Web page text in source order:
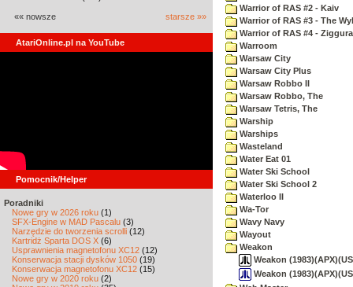
«« nowsze starsze »»
AtariOnline.pl na YouTube
Pomocnik/Helper
Poradniki
Nowe gry w 2026 roku (1)
SFX-Engine w MAD Pascalu (3)
Narzędzie do tworzenia scrolli (12)
Kartridż Sparta DOS X (6)
Usprawnienia magnetofonu XC12 (12)
Konserwacja stacji dysków 1050 (19)
Konserwacja magnetofonu XC12 (15)
Nowe gry w 2020 roku (2)
Warrior of RAS #2 - Kaiv
Warrior of RAS #3 - The
Warrior of RAS #4 -
Warroom
Warsaw City
Warsaw City Plus
Warsaw Robbo II
Warsaw Robbo, The
Warsaw Tetris, The
Warship
Warships
Wasteland
Water Eat 01
Water Ski School
Water Ski School 2
Waterloo II
Wa-Tor
Wavy Navy
Wayout
Weakon
Weakon
Weakon